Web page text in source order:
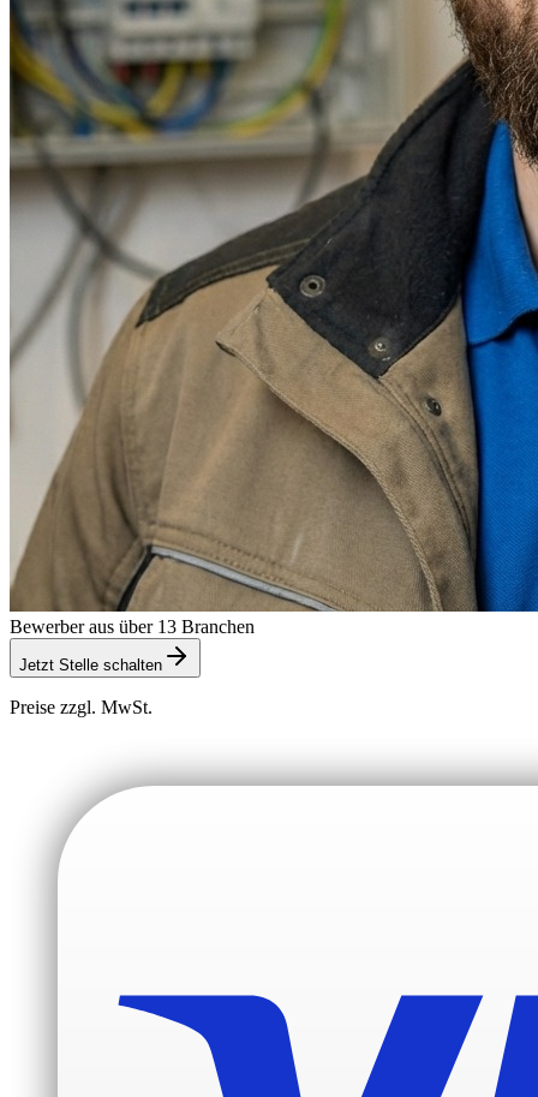
Bewerber aus über 13 Branchen
Jetzt Stelle schalten
Preise zzgl. MwSt.